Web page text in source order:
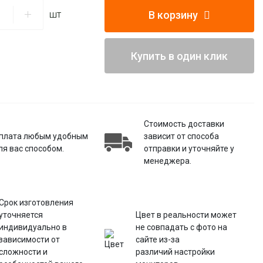
шт В корзину
Купить в один клик
любым удобным
вас способом.
Стоимость доставки
зависит от способа
отправки и уточняйте у
менеджера.
изготовления
в
от
и
Цвет в реальности может
не совпадать с фото на
сайте из-за
различий настройки